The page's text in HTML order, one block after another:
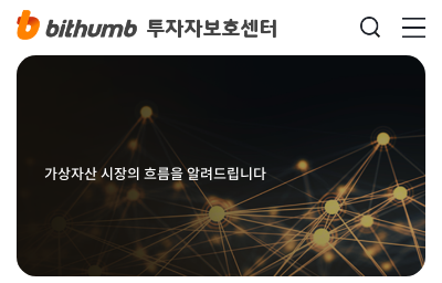
가상자산 시장의 흐름을 알려드립니다